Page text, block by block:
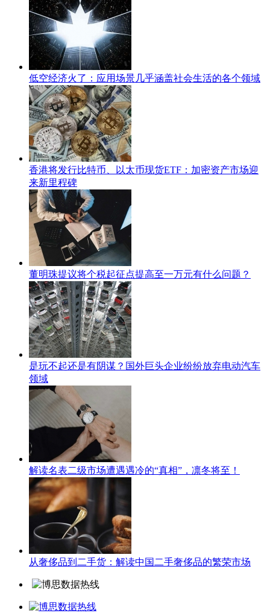
低空经济火了：应用场景几乎涵盖社会生活的各个领域
香港将发行比特币、以太币现货ETF：加密资产市场迎
来新里程碑
董明珠提议将个税起征点提高至一万元有什么问题？
是玩不起还是有阴谋？国外巨头企业纷纷放弃电动汽车
领域
解读名表二级市场遭遇遇冷的“真相”，凛冬将至！
从奢侈品到二手货：解读中国二手奢侈品的繁荣市场